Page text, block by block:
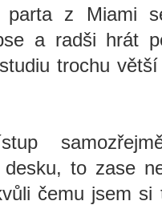
parta z Miami
a radši hrát
trochu
desku, to zase
čemu jsem